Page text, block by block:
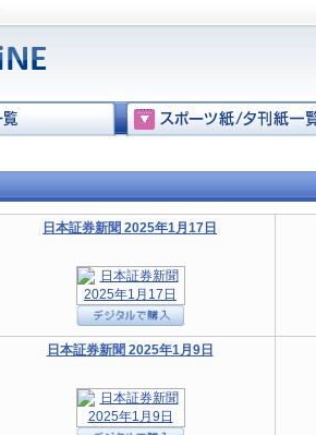
日本証券新聞 2025年1月17日
日本証券新聞 2025年1月9日